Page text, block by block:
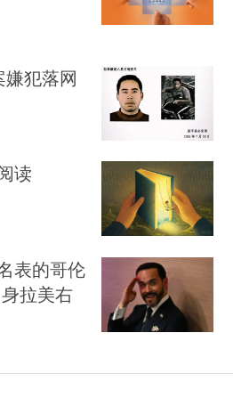
嫌犯落网
读
表的哥伦
拉美右